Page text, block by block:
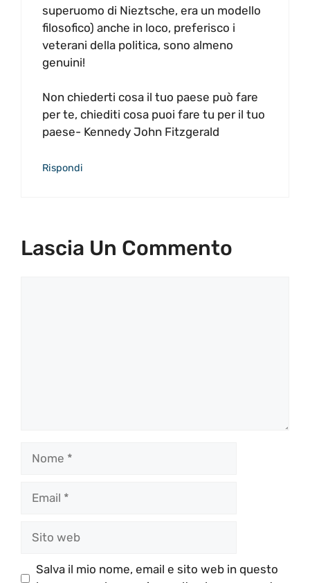
superuomo di Nieztsche, era un modello
filosofico) anche in loco, preferisco i
veterani della politica, sono almeno
genuini!
Non chiederti cosa il tuo paese può fare
per te, chiediti cosa puoi fare tu per il tuo
paese- Kennedy John Fitzgerald
Rispondi
Lascia Un Commento
Salva il mio nome, email e sito web in questo